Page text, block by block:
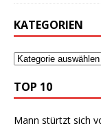
KATEGORIEN
TOP 10
Mann stürtzt sich